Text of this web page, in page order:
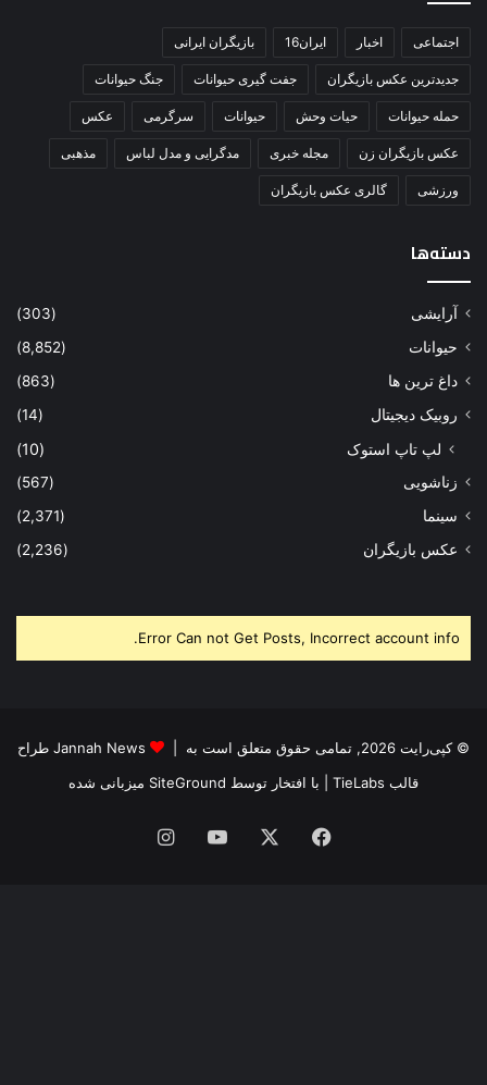
اجتماعی اخبار ایران16 بازیگران ایرانی
جدیدترین عکس بازیگران جفت گیری حیوانات جنگ حیوانات
حمله حیوانات حیات وحش حیوانات سرگرمی عکس
عکس بازیگران زن مجله خبری مدگرایی و مدل لباس مذهبی
ورزشی گالری عکس بازیگران
دسته‌ها
آرایشی
(303)
حیوانات
(8,852)
داغ ترین ها
(863)
روبیک دیجیتال
(14)
لپ تاپ استوک (10)
زناشویی
(567)
سینما
(2,371)
عکس بازیگران
(2,236)
Error Can not Get Posts, Incorrect account info.
© کپی‌رایت 2026, تمامی حقوق متعلق است به |
Jannah News طراح
قالب TieLabs
| با افتخار توسط SiteGround میزبانی شده
فیس یوتیوب